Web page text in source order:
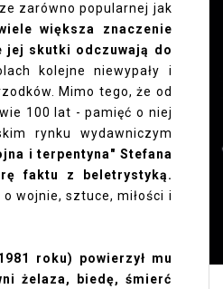
zarówno popularnej jak
większa znaczenie
jej skutki odczuwają do
kolejne niewypały i
Mimo tego, że od
100 lat - pamięć o niej
rynku wydawniczym
i terpentyna" Stefana
faktu z beletrystyką.
o wojnie, sztuce, miłości i
roku) powierzył mu
żelaza, biedę, śmierć